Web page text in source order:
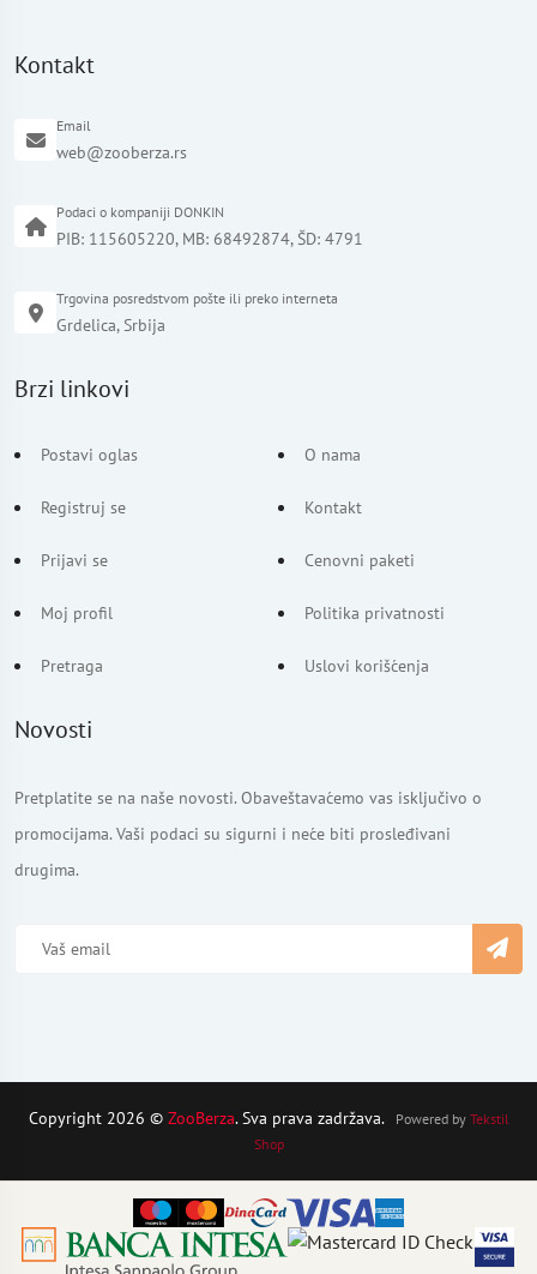
Kontakt
Email
web@zooberza.rs
Podaci o kompaniji DONKIN
PIB: 115605220, MB: 68492874, ŠD: 4791
Trgovina posredstvom pošte ili preko interneta
Grdelica, Srbija
Brzi linkovi
Postavi oglas
Registruj se
Prijavi se
Moj profil
Pretraga
O nama
Kontakt
Cenovni paketi
Politika privatnosti
Uslovi korišćenja
Novosti
Pretplatite se na naše novosti. Obaveštavaćemo vas isključivo o
promocijama. Vaši podaci su sigurni i neće biti prosleđivani
drugima.
Copyright 2026 © ZooBerza. Sva prava zadržava. Powered by Tekstil
Shop